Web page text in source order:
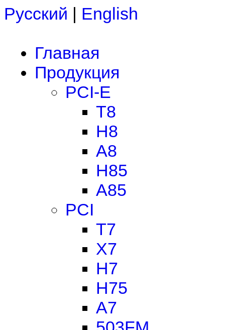
Русский | English
Главная
Продукция
PCI-E
T8
H8
A8
H85
A85
PCI
T7
X7
H7
H75
A7